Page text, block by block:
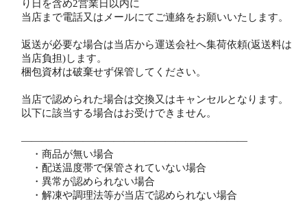
り日を含め2営業日以内に
当店まで電話又はメールにてご連絡をお願いいたします。
返送が必要な場合は当店から運送会社へ集荷依頼(返送料は
当店負担)します。
梱包資材は破棄せず保管してください。
当店で認められた場合は交換又はキャンセルとなります。
以下に該当する場合はお受けできません。
――――――――――――――――――――――
・商品が無い場合
・配送温度帯で保管されていない場合
・異常が認められない場合
・解凍や調理法等が当店で認められない場合